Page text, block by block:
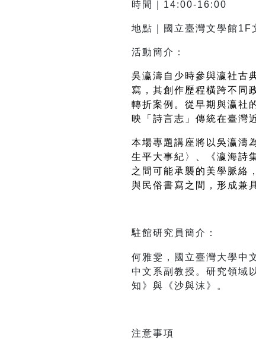
時間｜14:00-16:00
地點｜國立臺灣文學館1F
活動簡介：
吳瀛濤自少時參與瀛社古
寫，其創作歷程橫跨不同
轉折案例。從早期與瀛社
映「詩言志」傳統在臺灣
本場專題講座將以吳瀛濤
生平大事紀〉、《瀛海詩
之間可能承襲的美學脈絡
與民俗書寫之間，形成兼
何雅雯，國立臺灣大學中
中文系副教授。研究領域
知》與《沙與沫》。
注意事項